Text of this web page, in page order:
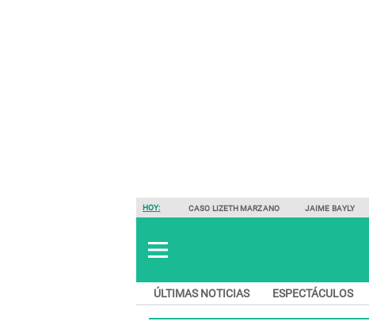
HOY: CASO LIZETH MARZANO JAIME BAYLY
ÚLTIMAS NOTICIAS ESPECTÁCULOS